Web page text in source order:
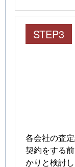
住吉本町
住吉本町
住吉南町
住吉宮町
STEP3
各会社の査
契約をする
かりと検討し